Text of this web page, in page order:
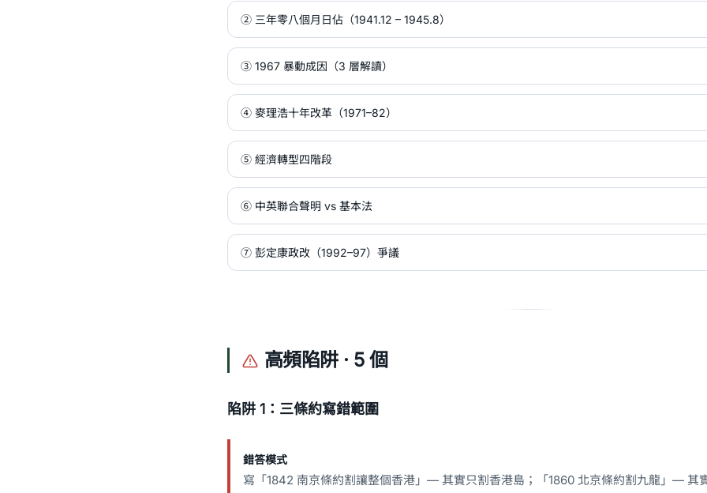
② 三年零八個月日佔（1941.12 – 1945.8）
③ 1967 暴動成因（3 層解讀）
④ 麥理浩十年改革（1971–82）
⑤ 經濟轉型四階段
⑥ 中英聯合聲明 vs 基本法
⑦ 彭定康政改（1992–97）爭議
高頻陷阱 · 5 個
陷阱 1：三條約寫錯範圍
錯答模式
寫「1842 南京條約割讓整個香港」— 其實只割香港島；「1860 北京條約割九龍」— 其